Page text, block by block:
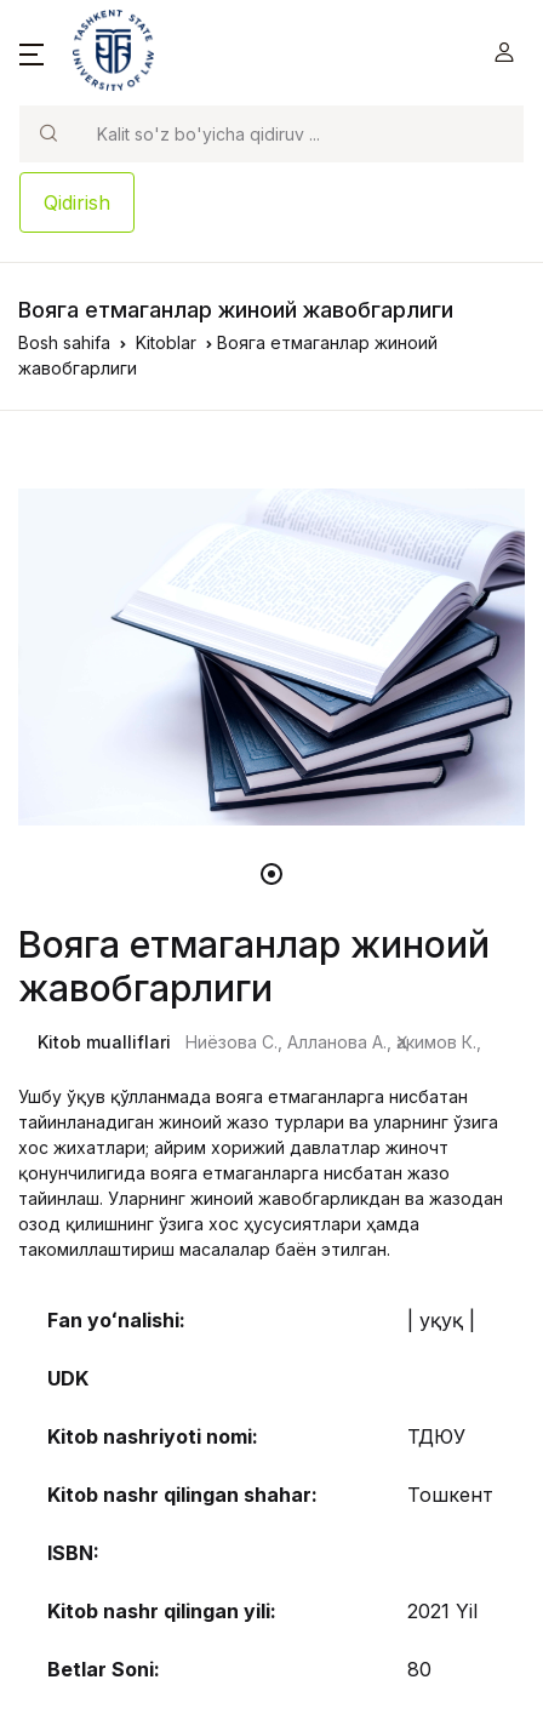
Qidirish
Вояга етмаганлар жиноий жавобгарлиги
Bosh sahifa Kitoblar
Вояга етмаганлар жиноий
жавобгарлиги
Вояга етмаганлар жиноий
жавобгарлиги
Kitob mualliflari Ниёзова С., Алланова А., Ҳакимов К.,
Ушбу ўқув қўлланмада вояга етмаганларга нисбатан
тайинланадиган жиноий жазо турлари ва уларнинг ўзига
хос жихатлари; айрим хорижий давлатлар жиночт
қонунчилигида вояга етмаганларга нисбатан жазо
тайинлаш. Уларнинг жиноий жавобгарликдан ва жазодан
озод қилишнинг ўзига хос ҳусусиятлари ҳамда
такомиллаштириш масалалар баён этилган.
Fan yoʻnalishi: | Ҳуқуқ |
UDK
Kitob nashriyoti nomi: ТДЮУ
Kitob nashr qilingan shahar: Тошкент
ISBN:
Kitob nashr qilingan yili: 2021 Yil
Betlar Soni: 80